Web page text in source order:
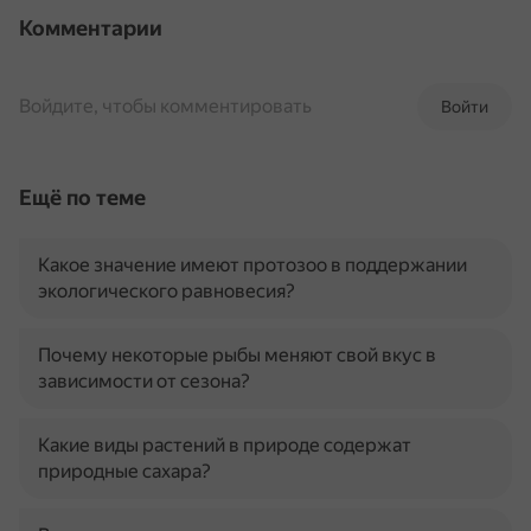
Комментарии
Войти
Войдите, чтобы комментировать
Ещё по теме
Какое значение имеют протозоо в поддержании
экологического равновесия?
Почему некоторые рыбы меняют свой вкус в
зависимости от сезона?
Какие виды растений в природе содержат
природные сахара?